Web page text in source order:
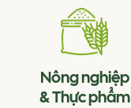
Nông nghiệp
& Thực phẩm